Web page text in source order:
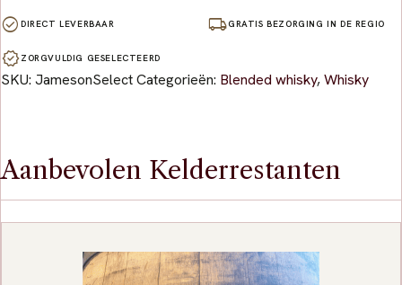
check_circle DIRECT LEVERBAAR local_shippingGRATIS BEZORGING IN DE REGIO
verifiedZORGVULDIG GESELECTEERD
SKU: JamesonSelectCategorieën: Blended whisky,Whisky
Aanbevolen Kelderrestanten